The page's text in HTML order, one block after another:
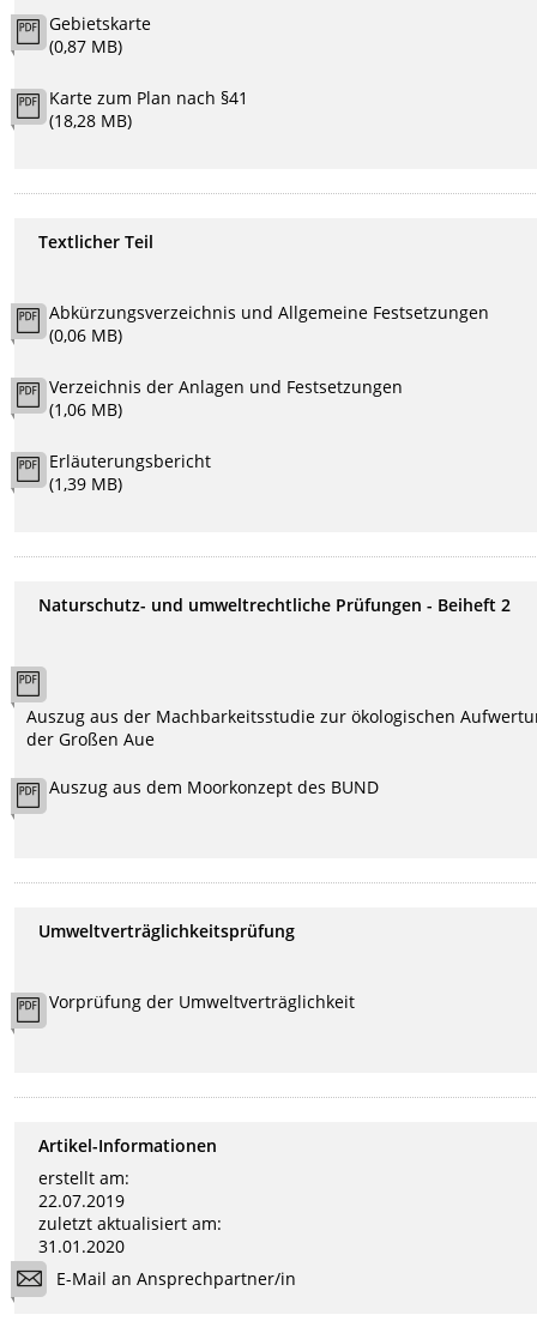
Gebietskarte
(0,87 MB)
Karte zum Plan nach §41
(18,28 MB)
Textlicher Teil
Abkürzungsverzeichnis und Allgemeine Festsetzungen
(0,06 MB)
Verzeichnis der Anlagen und Festsetzungen
(1,06 MB)
Erläuterungsbericht
(1,39 MB)
Naturschutz- und umweltrechtliche Prüfungen - Beiheft 2
Auszug aus der Machbarkeitsstudie zur ökologischen
der Großen Aue
Auszug aus dem Moorkonzept des BUND
Umweltverträglichkeitsprüfung
Vorprüfung der Umweltverträglichkeit
Artikel-Informationen
erstellt am:
22.07.2019
zuletzt aktualisiert am:
31.01.2020
E-Mail an Ansprechpartner/in